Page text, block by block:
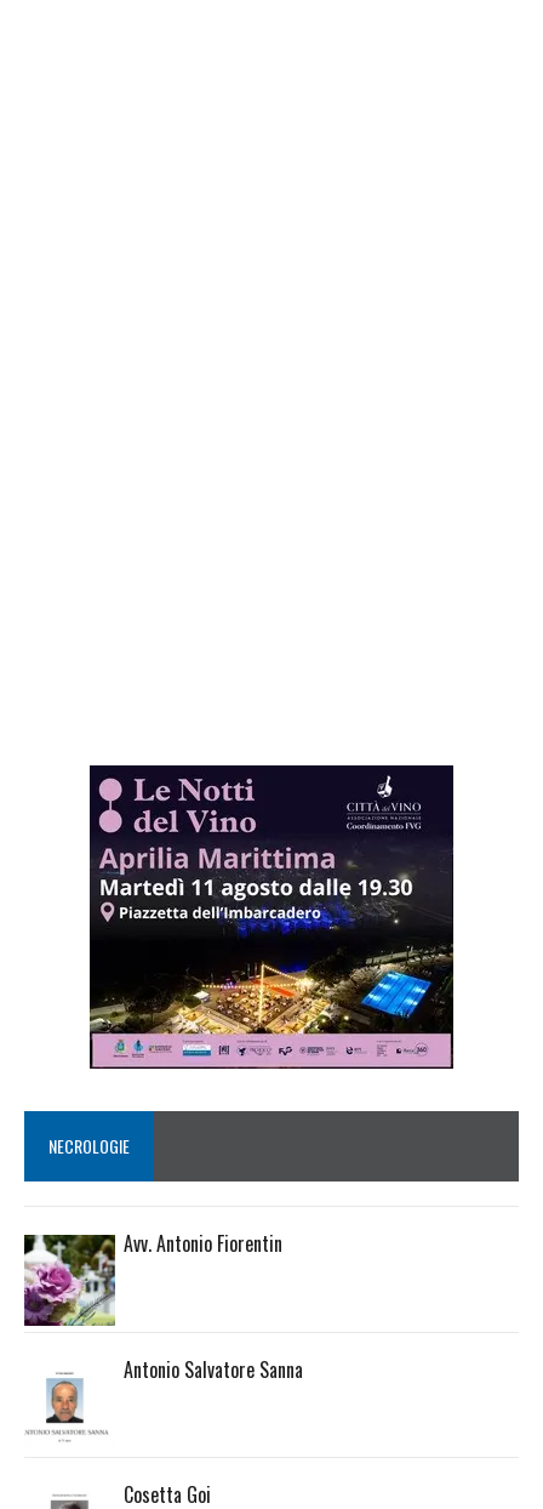
NECROLOGIE
Avv. Antonio Fiorentin
Antonio Salvatore Sanna
Cosetta Goi